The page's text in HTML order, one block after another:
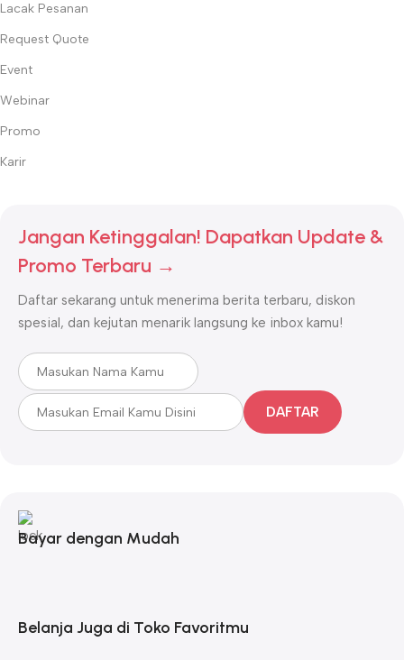
Lacak Pesanan
Request Quote
Event
Webinar
Promo
Karir
Jangan Ketinggalan! Dapatkan Update &
Promo Terbaru →
Daftar sekarang untuk menerima berita terbaru, diskon
spesial, dan kejutan menarik langsung ke inbox kamu!
DAFTAR
Bayar dengan Mudah
Belanja Juga di Toko Favoritmu